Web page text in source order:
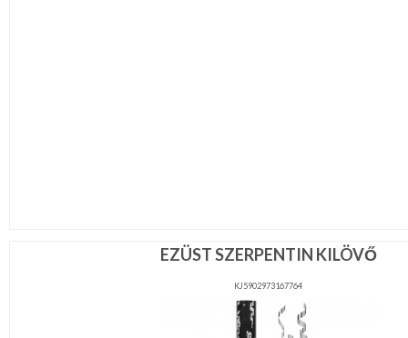
EZÜST SZERPENTIN KILÖVŐ
KJ5902973167764